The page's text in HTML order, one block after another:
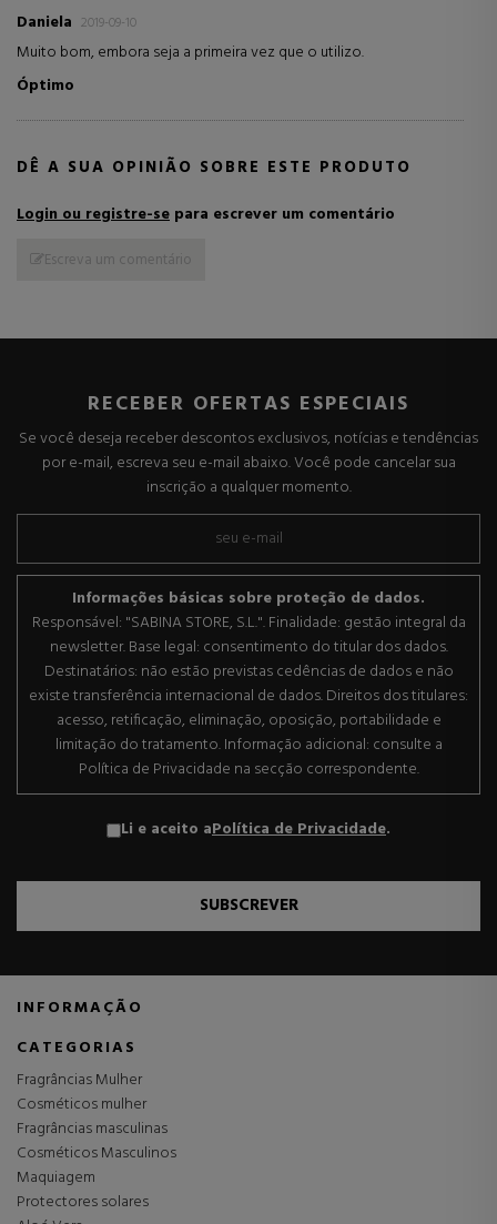
Daniela 2019-09-10
Muito bom, embora seja a primeira vez que o utilizo.
Óptimo
DÊ A SUA OPINIÃO SOBRE ESTE PRODUTO
Login ou registre-se para escrever um comentário
Escreva um comentário
RECEBER OFERTAS ESPECIAIS
Se você deseja receber descontos exclusivos, notícias e tendências
por e-mail, escreva seu e-mail abaixo. Você pode cancelar sua
inscrição a qualquer momento.
Informações básicas sobre proteção de dados.
Responsável: "SABINA STORE, S.L.". Finalidade: gestão integral da
newsletter. Base legal: consentimento do titular dos dados.
Destinatários: não estão previstas cedências de dados e não
existe transferência internacional de dados. Direitos dos titulares:
acesso, retificação, eliminação, oposição, portabilidade e
limitação do tratamento. Informação adicional: consulte a
Política de Privacidade na secção correspondente.
Li e aceito aPolítica de Privacidade.
SUBSCREVER
INFORMAÇÃO
CATEGORIAS
Fragrâncias Mulher
Cosméticos mulher
Fragrâncias masculinas
Cosméticos Masculinos
Maquiagem
Protectores solares